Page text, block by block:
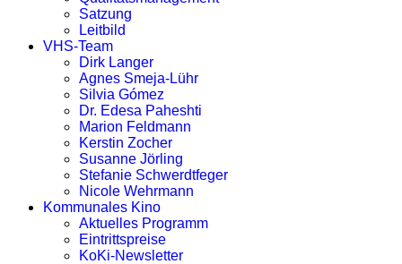
Satzung
Leitbild
VHS-Team
Dirk Langer
Agnes Smeja-Lühr
Silvia Gómez
Dr. Edesa Paheshti
Marion Feldmann
Kerstin Zocher
Susanne Jörling
Stefanie Schwerdtfeger
Nicole Wehrmann
Kommunales Kino
Aktuelles Programm
Eintrittspreise
KoKi-Newsletter